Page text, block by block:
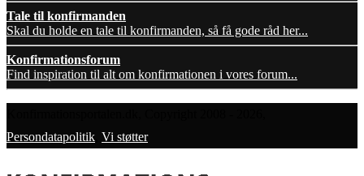
Tale til konfirmanden
Skal du holde en tale til konfirmanden, så få gode råd her...
Konfirmationsforum
Find inspiration til alt om konfirmationen i vores forum...
Persondatapolitik Vi støtter